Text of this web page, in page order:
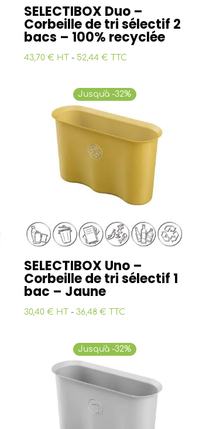
SELECTIBOX Duo –
Corbeille de tri sélectif 2
bacs – 100% recyclée
43,70 € HT - 52,44 € TTC
Jusqu'à -32%
SELECTIBOX Uno –
Corbeille de tri sélectif 1
bac – Jaune
30,40 € HT - 36,48 € TTC
Jusqu'à -32%